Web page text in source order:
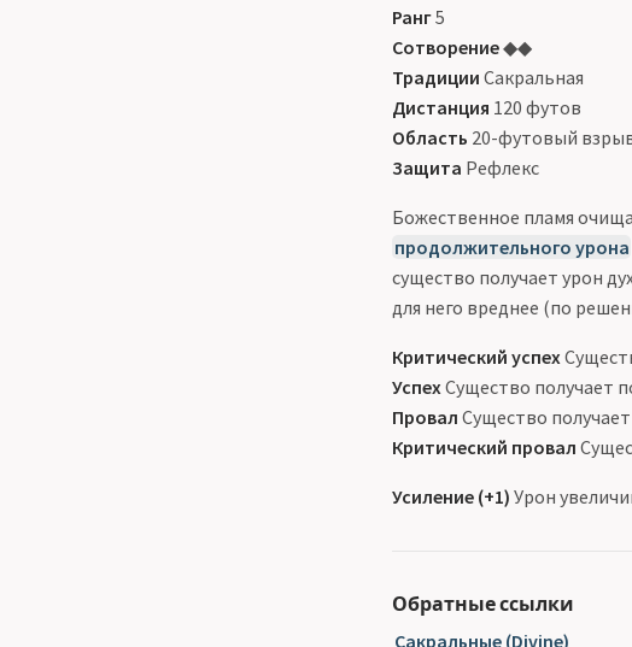
Ранг5
Сотворение◆◆
Традиции Сакральная
Дистанция 120 футов
Область 20-футовый
Защита Рефлекс
Божественное пламя
продолжительного урона
существо получает урон
для него вреднее (по
Критический успех
УспехСущество получает
Провал Существо
Критический провал
Усиление (+1) Урон
Обратные ссылки
Сакральные (Divine)